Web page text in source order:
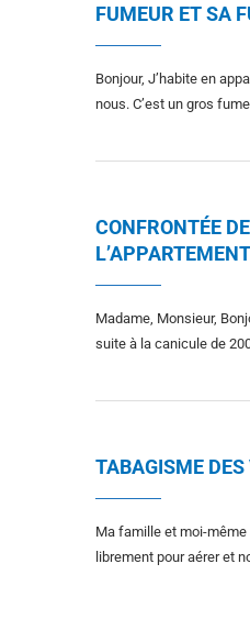
FUMEUR ET SA
Bonjour, J’habite en
nous. C’est un gros
CONFRONTÉE
Madame, Monsieur,
suite à la canicule de
TABAGISME
Ma famille et moi-
librement pour aérer et